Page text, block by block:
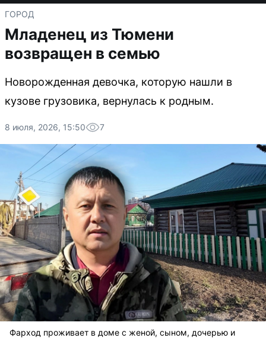
ГОРОД
Младенец из Тюмени
возвращен в семью
Новорожденная девочка, которую нашли в
кузове грузовика, вернулась к родным.
8 июля, 2026, 15:50 7
Фарход проживает в доме с женой, сыном, дочерью и